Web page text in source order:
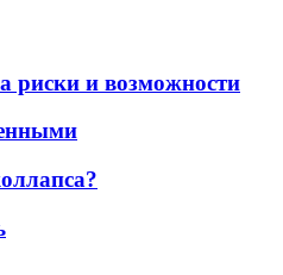
риски и возможности